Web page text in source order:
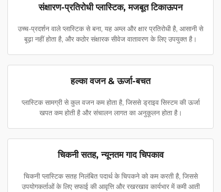
संक्षारण-प्रतिरोधी प्लास्टिक, मजबूत टिकाऊपन
उच्च-प्रदर्शन वाले प्लास्टिक से बना, यह अम्ल और क्षार प्रतिरोधी है, आसानी से
बूढ़ा नहीं होता है, और कठोर संक्षारक सीवेज वातावरण के लिए उपयुक्त है।
हल्का वजन & ऊर्जा-बचत
प्लास्टिक सामग्री से कुल वजन कम होता है, जिससे ड्राइव सिस्टम की ऊर्जा
खपत कम होती है और संचालन लागत का अनुकूलन होता है।
चिकनी सतह, न्यूनतम गाद चिपकाव
चिकनी प्लास्टिक सतह निलंबित पदार्थ के चिपकने को कम करती है, जिससे
उपयोगकर्ताओं के लिए सफाई की आवृत्ति और रखरखाव कार्यभार में कमी आती